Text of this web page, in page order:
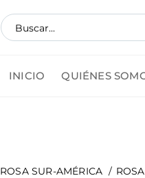
INICIO QUIÉNES
ROSA SUR-AMÉRICA